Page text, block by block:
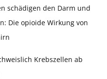
schädigen den Darm und
Die opioide Wirkung von
Krebszellen ab